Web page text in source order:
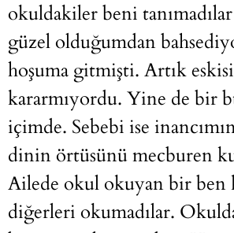
okuldakiler beni
güzel olduğumdan
hoşuma gitmişti. Artık
kararmıyordu. Yine de bir
içimde. Sebebi ise
dinin örtüsünü mecburen
Ailede okul okuyan bir ben
diğerleri okumadılar.